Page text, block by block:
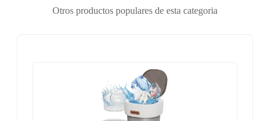
Otros productos populares de esta categoria